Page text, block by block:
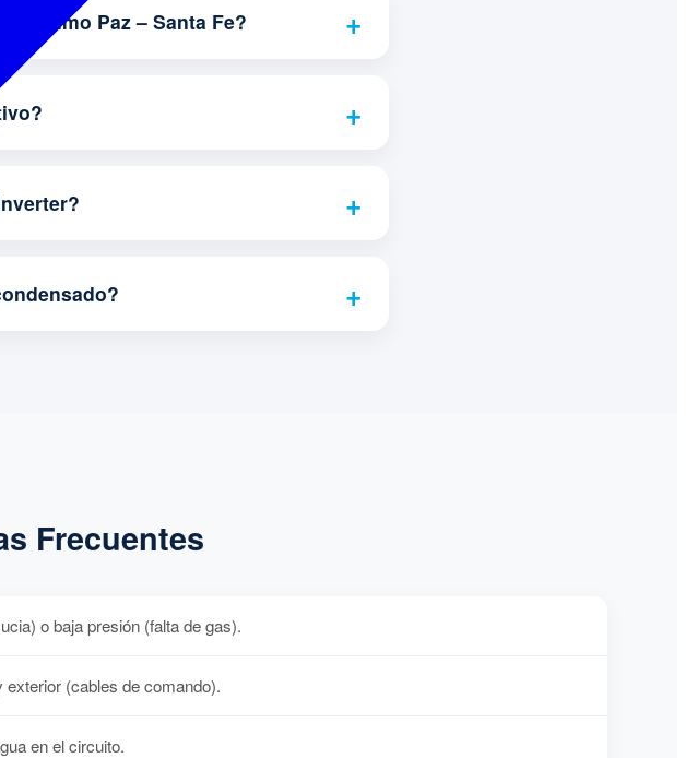
Máximo Paz – Santa Fe?
Frecuentes
o baja presión (falta de gas).
(cables de comando).
en el circuito.